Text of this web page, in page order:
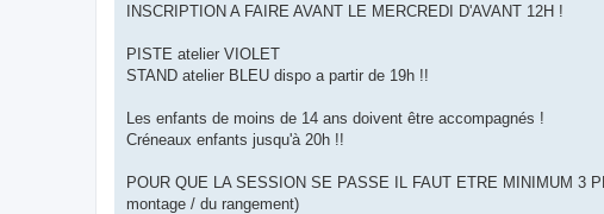
INSCRIPTION A FAIRE AVANT LE MERCREDI D'AVANT 12H !
PISTE atelier VIOLET
STAND atelier BLEU dispo a partir de 19h !!
Les enfants de moins de 14 ans doivent être accompagnés !
Créneaux enfants jusqu'à 20h !!
POUR QUE LA SESSION SE PASSE IL FAUT ETRE MINIMUM 3
montage / du rangement)